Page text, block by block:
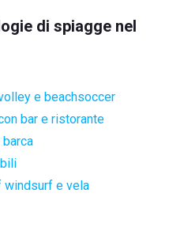
di spiagge nel
e beachsoccer
bar e ristorante
windsurf e vela